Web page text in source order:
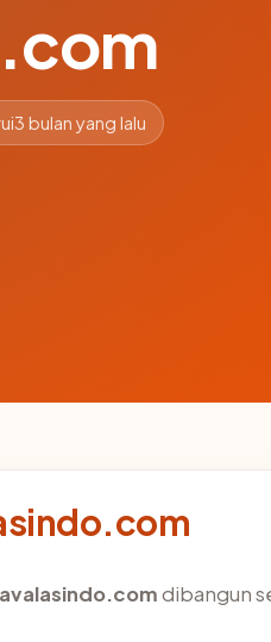
3 bulan yang lalu
dibangun